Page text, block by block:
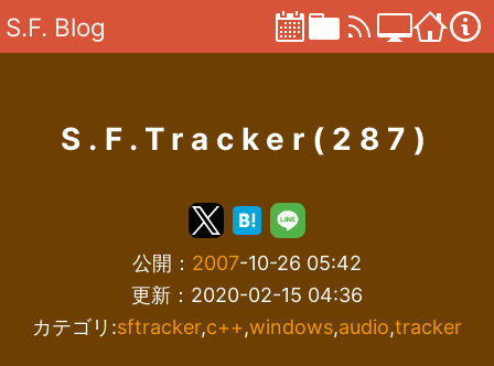
S.F. Blog
S.F.Tracker(287)
公開： 2007-10-26 05:42
更新：2020-02-15 04:36
カテゴリ:sftracker,c++,windows,audio,tracker